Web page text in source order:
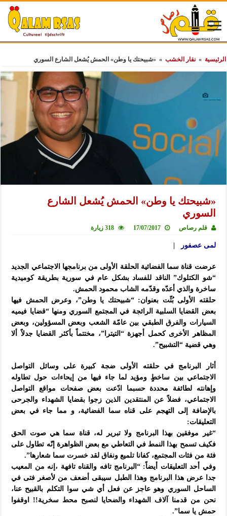
الرئيسية » نقار الخشب » «شبيحتك يا وطن» الحمش يُشعل الشارع السوري
«شبيحتك يا وطن» الحمش يُشعل الشارع
السوري
قلم رصاص 17/07/2017 318 زيارة
لمى عصفور |
عرضت قناة سما الفضائية الحلقة الأولى من برنامجها الاجتماعي الجديد
“شو الكتلوك” الناقد للفساد بشكل عام في سورية بطريقة كوميدية
ساخرة والذي أعدّه وقدّمه الشاب محمود الحمش.
حلقته الأولى بُثّت بعنوان: “شبيحتك يا وطن”، وعرض الحمش فيها
بعض القضايا السلبية الرائجة في المجتمع السوري ومنها “قضايا فيميه
السيارات والفرق الطبقي بين عامّة الشعب وبعض المسؤولين، وبعض
المظاهر الأخرى كحمل أجهزة “التيترا”، مختتماً بأكثر القضايا جدلاً ألا
وهي قضية “التشبيح”.
أثار البرنامج في حلقته الأولى ضجة كبيرة على وسائل التواصل
الاجتماعي بين ساخطٍ ومؤيد لما جاء فيها من إيحاءات حول تطاوله
وإهانته لطائفة محددة حسبما ادّعت بعض صفحات مواقع التواصل
الاجتماعي، فضلاً عن المنتقدين الذين زجوا بقضايا الشهداء والجرحى
بالإضافة إلى التهجم على قناه سما الفضائية، و مما جاء في بعض
التعليقات:
“غير موفقين بهذا البرنامج ولا تبرير له، قناة سما هي صوت الحق
فكيف تسمح بهذا النمط في التعاطي مع بعض الظواهرة إنّه تطاول على
فئة من فئات المجتمع، كفانا تلميع ونفاق لقد خسرت سما شعارها”.
وفي أحد التعليقات أيضاً: “البرنامج تافه والقناه تافهة ،إنه من المعيب
جدا عرض هذا البرنامج وهذا الطبل سيبقى أضعف من لأصغر فتى في
الساحل السوري وهو عاجز عن فعل أي شي سوا التكلم بالقبيح عنا،
نحن من قدمنا آلاف الشهداء والضحايا لنصبح محط سخرية!! اوقفوا
حمش يا سما”.